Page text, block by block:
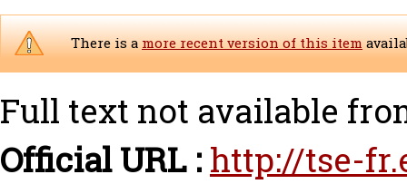
There is amore recent version of this item
Full text not available
Official URL : http://tse-